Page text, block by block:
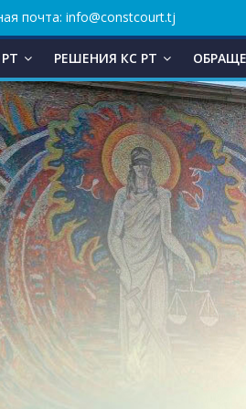
почта: info@constcourt.tj
РЕШЕНИЯ КС РТ